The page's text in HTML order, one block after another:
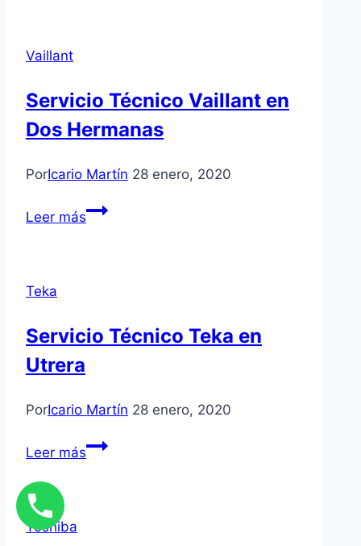
Vaillant
Servicio Técnico Vaillant en
Dos Hermanas
PorIcario Martín 28 enero, 2020
Leer másServicio
Teka
Servicio Técnico Teka en
Utrera
PorIcario Martín 28 enero, 2020
Leer másServicio
Toshiba